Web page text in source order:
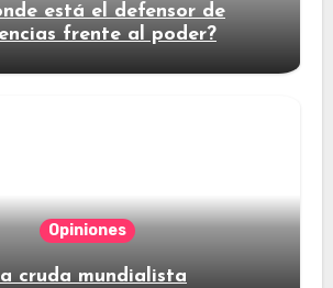
está el defensor de
frente al poder?
Opiniones
cruda mundialista